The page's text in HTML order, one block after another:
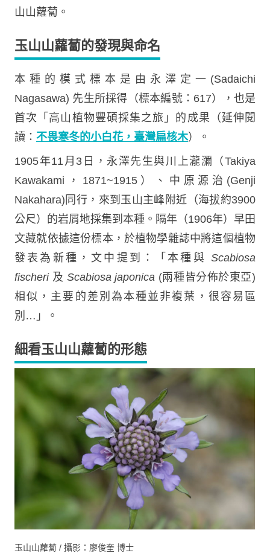
山山蘿蔔。
玉山山蘿蔔的發現與命名
本種的模式標本是由永澤定一(Sadaichi
Nagasawa) 先生所採得（標本編號：617），也是
首次「高山植物豐碩採集之旅」的成果（延伸閱
讀： 不畏寒冬的小白花，臺灣扁核木）。
1905年11月3日，永澤先生與川上瀧瀰（Takiya
Kawakami，1871~1915）、中原源治(Genji
Nakahara)同行，來到玉山主峰附近（海拔約3900
公尺）的岩屑地採集到本種。隔年（1906年）早田
文藏就依據這份標本，於植物學雜誌中將這個植物
發表為新種，文中提到：「本種與 Scabiosa
fischeri 及 Scabiosa japonica (兩種皆分佈於東亞)
相似，主要的差別為本種並非複葉，很容易區
別…」。
細看玉山山蘿蔔的形態
玉山山蘿蔔 / 攝影：廖俊奎 博士